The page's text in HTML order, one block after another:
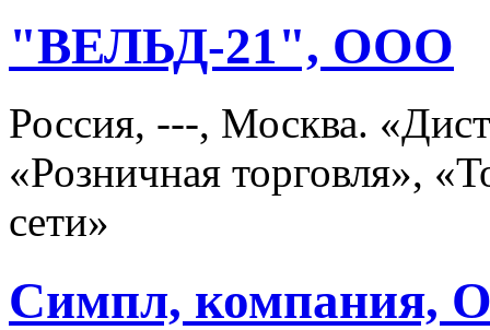
"ВЕЛЬД-21", ООО
Россия, ---, Москва.
«Розничная торговля»,
сети»
Симпл, компания,